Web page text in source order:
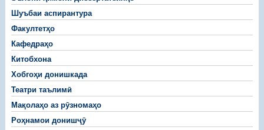
Шуъбаи аспирантура
Факултетҳо
Кафедраҳо
Китобхона
Хобгоҳи донишкада
Театри таълимӣ
Мақолаҳо аз рӯзномаҳо
Роҳнамои донишҷӯ